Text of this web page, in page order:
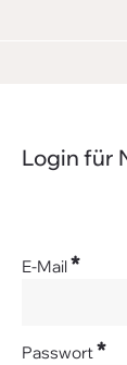
Login für
E-Mail*
Passwort*
FAQ